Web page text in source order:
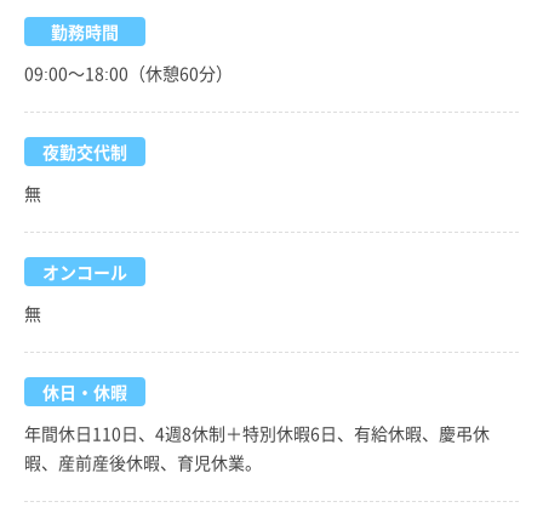
勤務時間
09:00～18:00（休憩60分）
夜勤交代制
無
オンコール
無
休日・休暇
年間休日110日、4週8休制＋特別休暇6日、有給休暇、慶弔休
暇、産前産後休暇、育児休業。